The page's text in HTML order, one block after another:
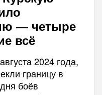
— четыре
всё
2024 года,
границу в
боёв